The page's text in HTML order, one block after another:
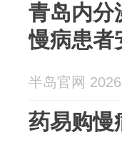
青岛内分
慢病患者
半岛官网
药易购慢